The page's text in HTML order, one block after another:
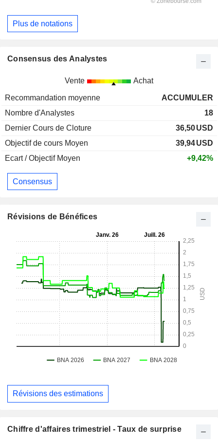
Plus de notations
Consensus des Analystes
Vente Achat
Recommandation moyenne
ACCUMULER
Nombre d'Analystes
18
Dernier Cours de Cloture
36,50USD
Objectif de cours Moyen
39,94USD
Ecart / Objectif Moyen
+9,42%
Consensus
Révisions de Bénéfices
Révisions des estimations
Chiffre d'affaires trimestriel - Taux de surprise